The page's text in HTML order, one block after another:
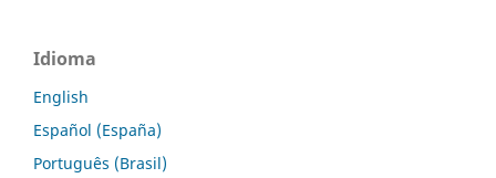
Idioma
English
Español (España)
Português (Brasil)